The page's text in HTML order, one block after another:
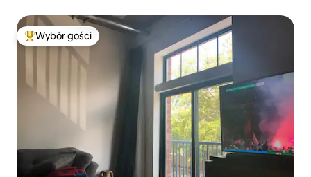
Najpopularniejsze z kategorii Wybór gości
Wybór gości